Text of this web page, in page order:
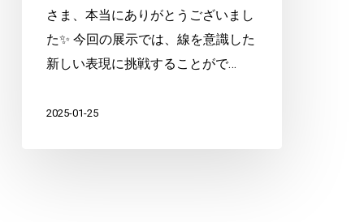
さま、本当にありがとうございまし
た✨ 今回の展示では、線を意識した
新しい表現に挑戦することがで…
2025-01-25